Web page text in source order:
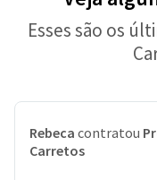
Esses são os
Rebeca contratou
Carretos